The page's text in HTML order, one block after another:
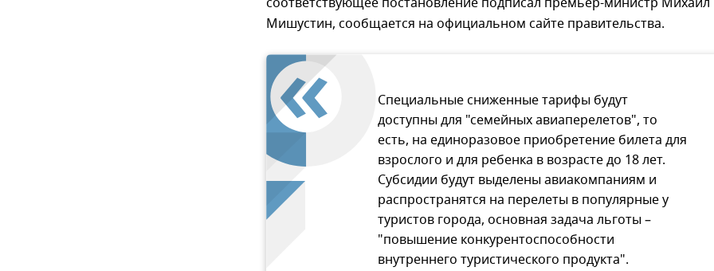
Мишустин, сообщается на официальном сайте правительства.
Специальные сниженные тарифы будут
доступны для "семейных авиаперелетов", то
есть, на единоразовое приобретение билета для
взрослого и для ребенка в возрасте до 18 лет.
Субсидии будут выделены авиакомпаниям и
распространятся на перелеты в популярные у
туристов города, основная задача льготы –
"повышение конкурентоспособности
внутреннего туристического продукта".